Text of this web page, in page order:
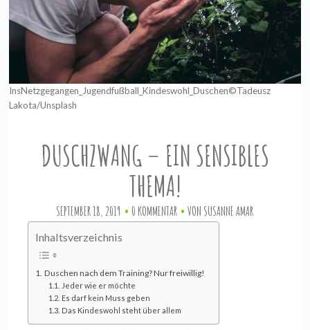
InsNetzgegangen_Jugendfußball_Kindeswohl_Duschen©Tadeusz
Lakota/Unsplash
DUSCHZWANG – EIN SENSIBLES
THEMA!
SEPTEMBER 18, 2019 0 KOMMENTAR VON SUSANNE AMAR
Inhaltsverzeichnis
Duschen nach dem Training? Nur freiwillig!
Jeder wie er möchte
Es darf kein Muss geben
Das Kindeswohl steht über allem